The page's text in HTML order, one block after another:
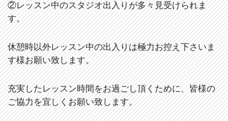
②レッスン中のスタジオ出入りが多々見受けられま
す。
休憩時以外レッスン中の出入りは極力お控え下さいま
す様お願い致します。
充実したレッスン時間をお過ごし頂くために、皆様の
ご協力を宜しくお願い致します。